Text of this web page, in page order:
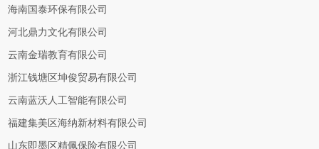
海南国泰环保有限公司
河北鼎力文化有限公司
云南金瑞教育有限公司
浙江钱塘区坤俊贸易有限公司
云南蓝沃人工智能有限公司
福建集美区海纳新材料有限公司
山东即墨区精佩保险有限公司